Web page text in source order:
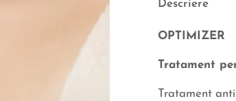
Descriere
OPTIMIZER
Tratament
Tratament